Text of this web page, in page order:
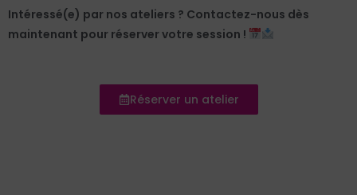
Intéressé(e) par nos ateliers ? Contactez-nous dès
maintenant pour réserver votre session !
Réserver un atelier